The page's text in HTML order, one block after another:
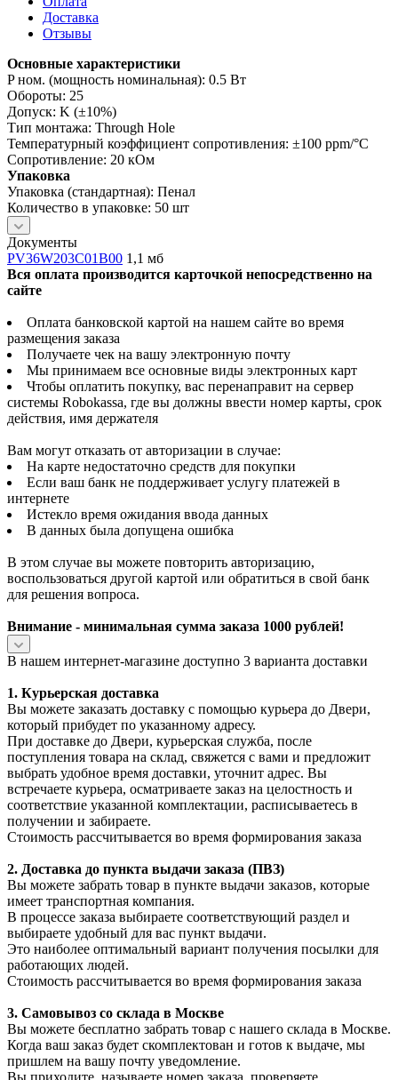
Доставка
Отзывы
Основные характеристики
P ном. (мощность номинальная): 0.5 Вт
Обороты: 25
Допуск: K (±10%)
Тип монтажа: Through Hole
Температурный коэффициент сопротивления: ±100 ppm/°C
Сопротивление: 20 кОм
Упаковка
Упаковка (стандартная): Пенал
Количество в упаковке: 50 шт
Документы
PV36W203C01B00 1,1 мб
Вся оплата производится карточкой непосредственно на
сайте
Оплата банковской картой на нашем сайте во время
размещения заказа
Получаете чек на вашу электронную почту
Мы принимаем все основные виды электронных карт
Чтобы оплатить покупку, вас перенаправит на сервер
системы Robokassa, где вы должны ввести номер карты, срок
действия, имя держателя
Вам могут отказать от авторизации в случае:
На карте недостаточно средств для покупки
Если ваш банк не поддерживает услугу платежей в
интернете
Истекло время ожидания ввода данных
В данных была допущена ошибка
В этом случае вы можете повторить авторизацию,
воспользоваться другой картой или обратиться в свой банк
для решения вопроса.
Внимание - минимальная сумма заказа 1000 рублей!
В нашем интернет-магазине доступно 3 варианта доставки
1. Курьерская доставка
Вы можете заказать доставку с помощью курьера до Двери,
который прибудет по указанному адресу.
При доставке до Двери, курьерская служба, после
поступления товара на склад, свяжется с вами и предложит
выбрать удобное время доставки, уточнит адрес. Вы
встречаете курьера, осматриваете заказ на целостность и
соответствие указанной комплектации, расписываетесь в
получении и забираете.
Стоимость рассчитывается во время формирования заказа
2. Доставка до пункта выдачи заказа (ПВЗ)
Вы можете забрать товар в пункте выдачи заказов, которые
имеет транспортная компания.
В процессе заказа выбираете соответствующий раздел и
выбираете удобный для вас пункт выдачи.
Это наиболее оптимальный вариант получения посылки для
работающих людей.
Стоимость рассчитывается во время формирования заказа
3. Самовывоз со склада в Москве
Вы можете бесплатно забрать товар с нашего склада в Москве.
Когда ваш заказ будет скомплектован и готов к выдаче, мы
пришлем на вашу почту уведомление.
Вы приходите, называете номер заказа, проверяете